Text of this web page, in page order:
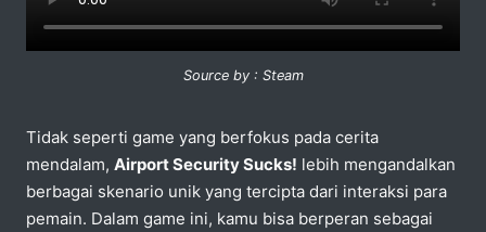
Source by : Steam
Tidak seperti game yang berfokus pada cerita
mendalam, Airport Security Sucks! lebih mengandalkan
berbagai skenario unik yang tercipta dari interaksi para
pemain. Dalam game ini, kamu bisa berperan sebagai